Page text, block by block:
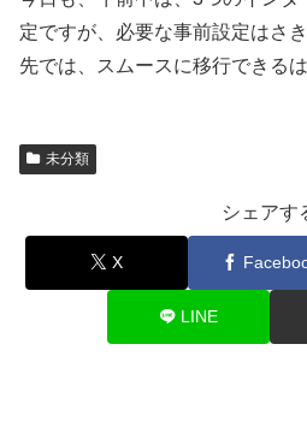
定ですが、必要な事前設定はさ
先では、スムースに移行できる
未分類
シェアす
X
LINE